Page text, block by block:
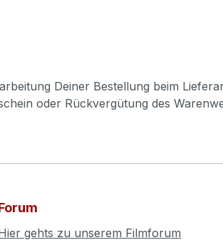
Deiner Bestellung beim
oder Rückvergütung des
gehts zu unserem Filmforum